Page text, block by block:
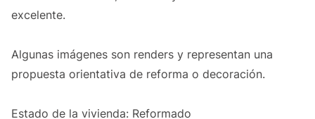
excelente.
Algunas imágenes son renders y representan una
propuesta orientativa de reforma o decoración.
Estado de la vivienda: Reformado